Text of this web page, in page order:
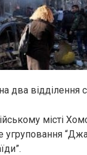
два відділення
місті
угруповання